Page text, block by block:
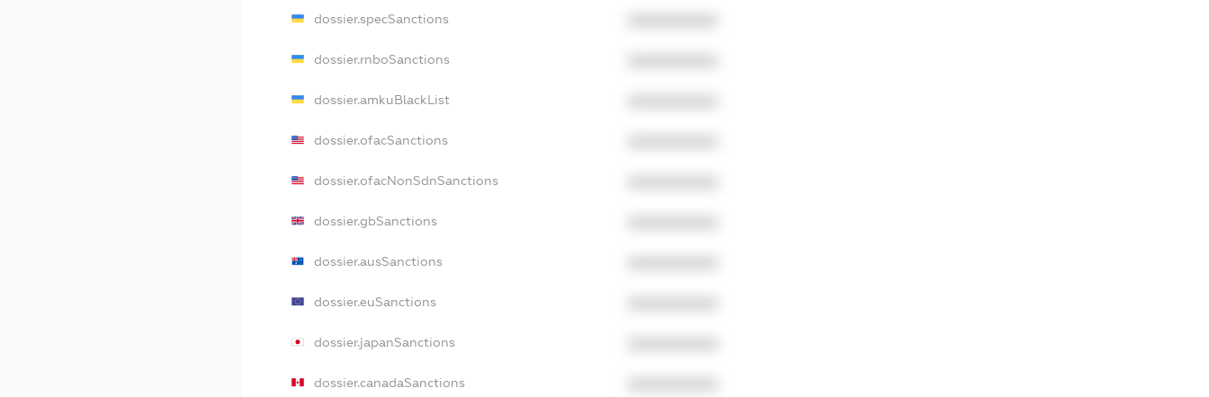
dossier.specSanctions
dossier.rnboSanctions
dossier.amkuBlackList
dossier.ofacSanctions
dossier.ofacNonSdnSanctions
dossier.gbSanctions
dossier.ausSanctions
dossier.euSanctions
dossier.japanSanctions
dossier.canadaSanctions